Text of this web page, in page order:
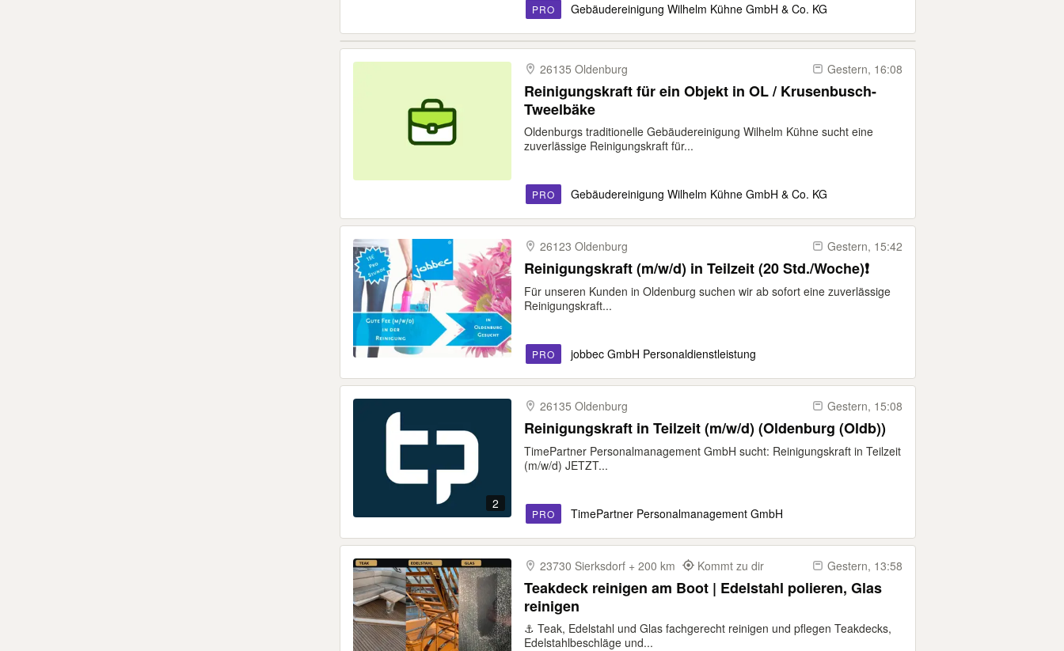
PRO Gebäudereinigung Wilhelm Kühne GmbH & Co. KG
26135 Oldenburg Gestern, 16:08
Reinigungskraft für ein Objekt in OL / Krusenbusch-
Tweelbäke
Oldenburgs traditionelle Gebäudereinigung Wilhelm Kühne sucht eine
zuverlässige Reinigungskraft für...
PRO Gebäudereinigung Wilhelm Kühne GmbH & Co. KG
26123 Oldenburg Gestern, 15:42
Reinigungskraft (m/w/d) in Teilzeit (20 Std./Woche)❗
Für unseren Kunden in Oldenburg suchen wir ab sofort eine zuverlässige
Reinigungskraft...
PRO jobbec GmbH Personaldienstleistung
2
26135 Oldenburg Gestern, 15:08
Reinigungskraft in Teilzeit (m/w/d) (Oldenburg (Oldb))
TimePartner Personalmanagement GmbH sucht: Reinigungskraft in Teilzeit
(m/w/d) JETZT...
PRO TimePartner Personalmanagement GmbH
23730 Sierksdorf + 200 km Kommt zu dir Gestern, 13:58
Teakdeck reinigen am Boot | Edelstahl polieren, Glas
reinigen
⚓ Teak, Edelstahl und Glas fachgerecht reinigen und pflegen Teakdecks,
Edelstahlbeschläge und...